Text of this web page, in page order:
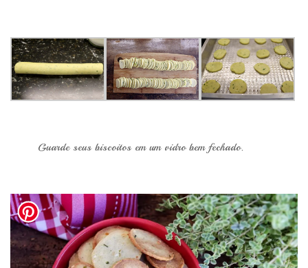
Guarde seus biscoitos em um vidro bem fechado.